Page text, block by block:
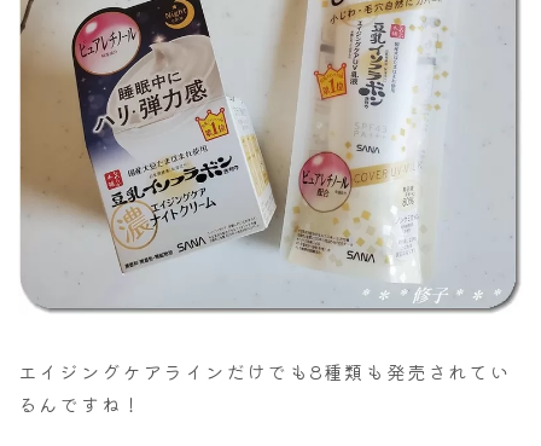
エイジングケアラインだけでも8種類も発売されてい
るんですね！